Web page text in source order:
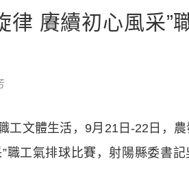
律 賡續初心風采”
文體生活，9月21日-22日，農
職工氣排球比賽，射陽縣委書